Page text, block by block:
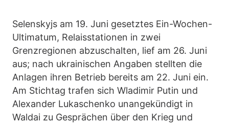
Selenskyjs am 19. Juni gesetztes Ein-Wochen-
Ultimatum, Relaisstationen in zwei
Grenzregionen abzuschalten, lief am 26. Juni
aus; nach ukrainischen Angaben stellten die
Anlagen ihren Betrieb bereits am 22. Juni ein.
Am Stichtag trafen sich Wladimir Putin und
Alexander Lukaschenko unangekündigt in
Waldai zu Gesprächen über den Krieg und